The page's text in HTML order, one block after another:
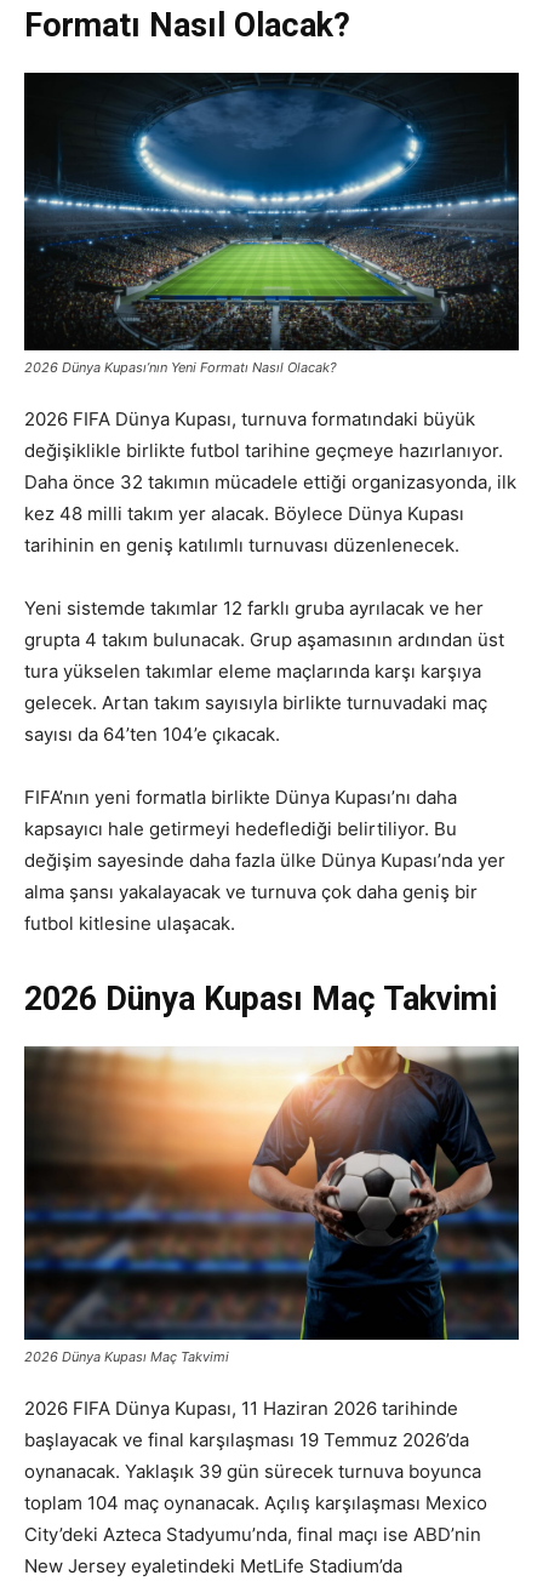
Formatı Nasıl Olacak?
2026 Dünya Kupası’nın Yeni Formatı Nasıl Olacak?
2026 FIFA Dünya Kupası, turnuva formatındaki büyük
değişiklikle birlikte futbol tarihine geçmeye hazırlanıyor.
Daha önce 32 takımın mücadele ettiği organizasyonda, ilk
kez 48 milli takım yer alacak. Böylece Dünya Kupası
tarihinin en geniş katılımlı turnuvası düzenlenecek.
Yeni sistemde takımlar 12 farklı gruba ayrılacak ve her
grupta 4 takım bulunacak. Grup aşamasının ardından üst
tura yükselen takımlar eleme maçlarında karşı karşıya
gelecek. Artan takım sayısıyla birlikte turnuvadaki maç
sayısı da 64’ten 104’e çıkacak.
FIFA’nın yeni formatla birlikte Dünya Kupası’nı daha
kapsayıcı hale getirmeyi hedeflediği belirtiliyor. Bu
değişim sayesinde daha fazla ülke Dünya Kupası’nda yer
alma şansı yakalayacak ve turnuva çok daha geniş bir
futbol kitlesine ulaşacak.
2026 Dünya Kupası Maç Takvimi
2026 Dünya Kupası Maç Takvimi
2026 FIFA Dünya Kupası, 11 Haziran 2026 tarihinde
başlayacak ve final karşılaşması 19 Temmuz 2026’da
oynanacak. Yaklaşık 39 gün sürecek turnuva boyunca
toplam 104 maç oynanacak. Açılış karşılaşması Mexico
City’deki Azteca Stadyumu’nda, final maçı ise ABD’nin
New Jersey eyaletindeki MetLife Stadium’da